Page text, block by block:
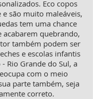
Eco copos
são muito maleáveis,
tem uma chance
quebrando,
também podem ser
e escolas infantis
Rio Grande do Sul, a
com o meio
parte também, seja
correto.